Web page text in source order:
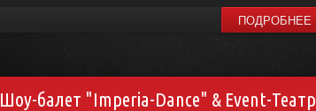
ПОДРОБНЕЕ
Шоу-балет "Imperia-Dance" & Event-Театр